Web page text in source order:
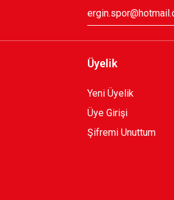
Üyelik
Yeni Üyelik
Üye Girişi
Şifremi Unuttum